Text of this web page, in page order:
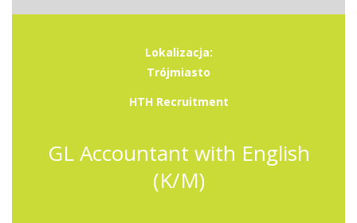
Lokalizacja:
Trójmiasto
HTH Recruitment
GL Accountant with English
(K/M)